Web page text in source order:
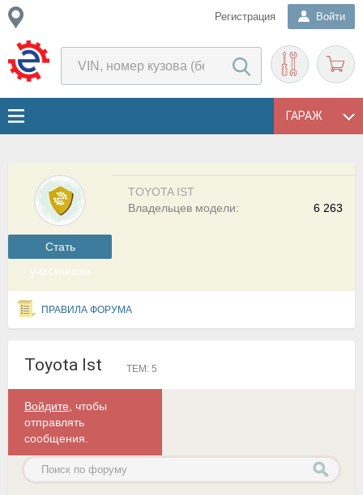
Регистрация Войти
ГАРАЖ
Cтать
участником
TOYOTA IST
6 263
Владельцев модели:
ПРАВИЛА ФОРУМА
Toyota Ist ТЕМ: 5
Войдите , чтобы
отправлять
сообщения.